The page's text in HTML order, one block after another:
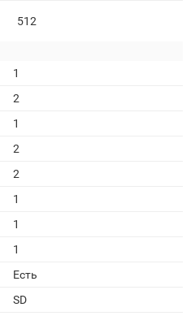
512
1
2
1
2
2
1
1
1
Есть
SD